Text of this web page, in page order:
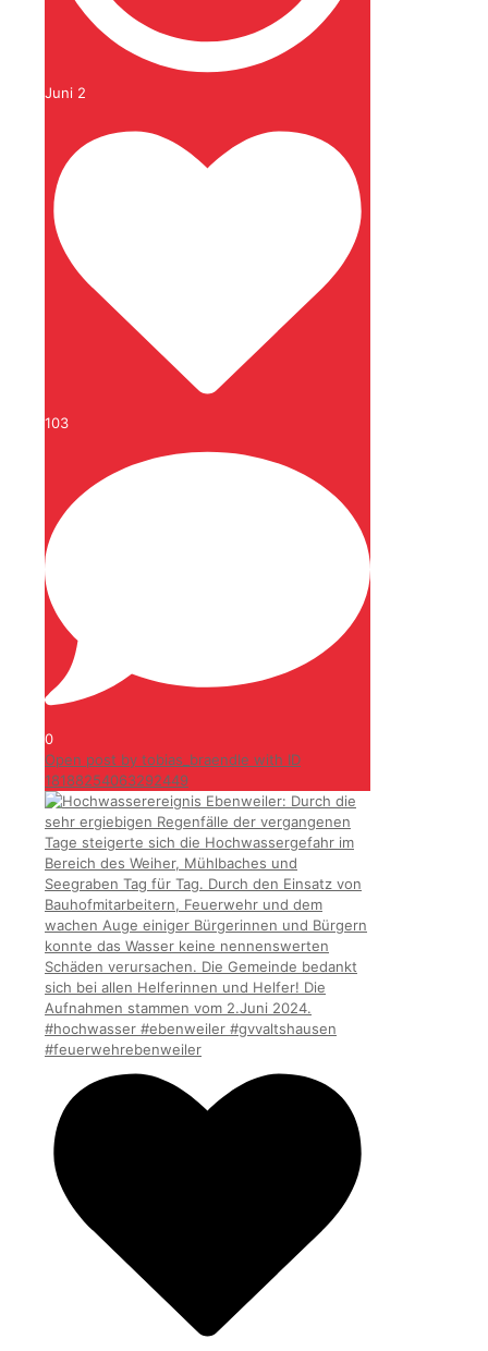
Juni 2
103
0
Open post by tobias_braendle with ID
18188254063292449